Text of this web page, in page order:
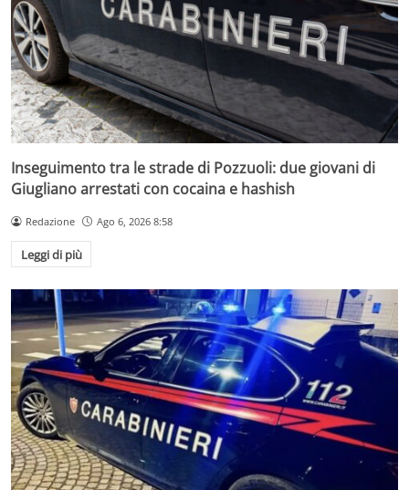
Inseguimento tra le strade di Pozzuoli: due giovani di
Giugliano arrestati con cocaina e hashish
Redazione Ago 6, 2026 8:58
Leggi di più